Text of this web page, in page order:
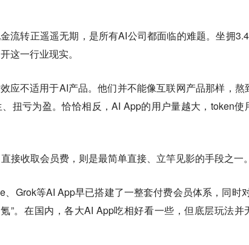
流转正遥遥无期，是所有AI公司都面临的难题。坐拥
这一行业现实。
应不适用于AI产品。他们并不能像互联网产品那样，熬
扭亏为盈。恰恰相反，AI App的用户量越大，token使
直接收取会员费，则是最简单直接、立竿见影的手段之一
Grok等AI App早已搭建了一整套付费会员体系，同时
”。在国内，各大AI App吃相好看一些，但底层玩法并